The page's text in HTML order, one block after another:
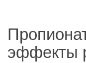
эффекты